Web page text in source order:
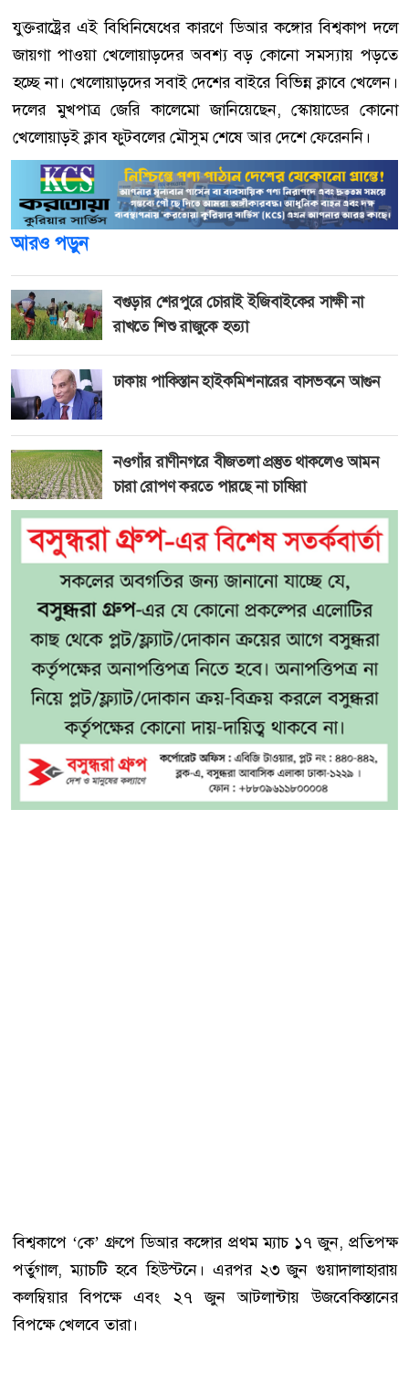
যুক্তরাষ্ট্রের এই বিধিনিষেধের কারণে ডিআর কঙ্গোর বিশ্বকাপ দলে
জায়গা পাওয়া খেলোয়াড়দের অবশ্য বড় কোনো সমস্যায় পড়তে
হচ্ছে না। খেলোয়াড়দের সবাই দেশের বাইরে বিভিন্ন ক্লাবে খেলেন।
দলের মুখপাত্র জেরি কালেমো জানিয়েছেন, স্কোয়াডের কোনো
খেলোয়াড়ই ক্লাব ফুটবলের মৌসুম শেষে আর দেশে ফেরেননি।
আরও পড়ুন
বগুড়ার শেরপুরে চোরাই ইজিবাইকের সাক্ষী না
রাখতে শিশু রাজুকে হত্যা
ঢাকায় পাকিস্তান হাইকমিশনারের বাসভবনে আগুন
নওগাঁর রাণীনগরে বীজতলা প্রস্তুত থাকলেও আমন
চারা রোপণ করতে পারছে না চাষিরা
বিশ্বকাপে ‘কে’ গ্রুপে ডিআর কঙ্গোর প্রথম ম্যাচ ১৭ জুন, প্রতিপক্ষ
পর্তুগাল, ম্যাচটি হবে হিউস্টনে। এরপর ২৩ জুন গুয়াদালাহারায়
কলম্বিয়ার বিপক্ষে এবং ২৭ জুন আটলান্টায় উজবেকিস্তানের
বিপক্ষে খেলবে তারা।